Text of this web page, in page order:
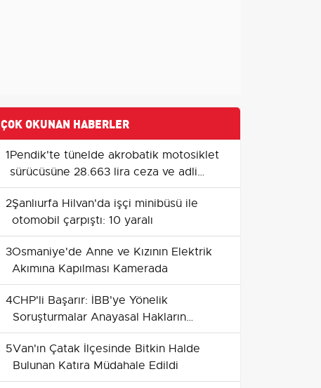
ÇOK OKUNAN HABERLER
1Pendik'te tünelde akrobatik motosiklet
sürücüsüne 28.663 lira ceza ve adli
işlem
2Şanlıurfa Hilvan'da işçi minibüsü ile
otomobil çarpıştı: 10 yaralı
3Osmaniye'de Anne ve Kızının Elektrik
Akımına Kapılması Kamerada
4CHP'li Başarır: İBB'ye Yönelik
Soruşturmalar Anayasal Hakların
İhlalidir
5Van'ın Çatak İlçesinde Bitkin Halde
Bulunan Katıra Müdahale Edildi